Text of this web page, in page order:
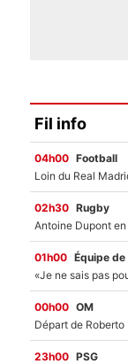
Fil info
04h00 Football
02h30 Rugby
01h00 Équipe de
00h00 OM
23h00 PSG